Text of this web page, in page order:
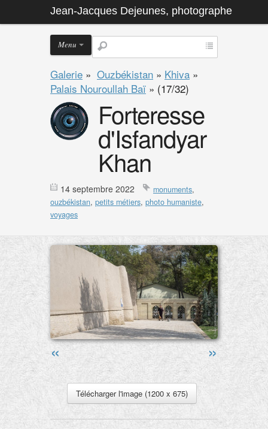
Jean-Jacques Dejeunes, photographe
Menu
Galerie » Ouzbékistan » Khiva »
Palais Nouroullah Baï » (17/32)
Forteresse
d'Isfandyar
Khan
14 septembre 2022 monuments,
ouzbékistan, petits métiers, photo humaniste,
voyages
»
«
Télécharger l'image (1200 x 675)